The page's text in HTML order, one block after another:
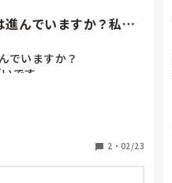
んでいますか？私の
でいますか？
です。
2 ・ 02/23